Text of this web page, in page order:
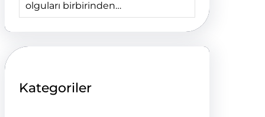
olguları birbirinden…
Kategoriler